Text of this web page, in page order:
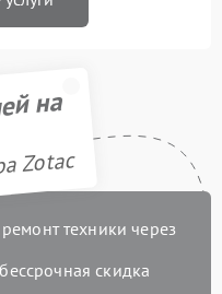
на
Zotac
техники через
скидка